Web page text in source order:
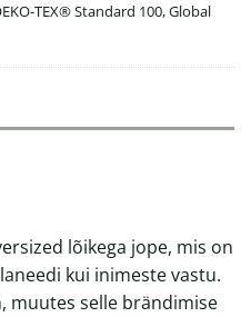
TEX® Standard 100,Global
lõikega jope, mis on
kui inimeste vastu.
muutes selle brändimise